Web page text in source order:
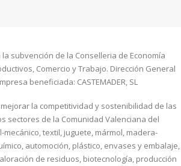
subvención de la Conselleria de Economía
Comercio y Trabajo. Dirección General
beneficiada: CASTEMADER, SL
la competitividad y sostenibilidad de las
sectores de la Comunidad Valenciana del
mecánico, textil, juguete, mármol, madera-
automoción, plástico, envases y embalaje,
de residuos, biotecnología, producción